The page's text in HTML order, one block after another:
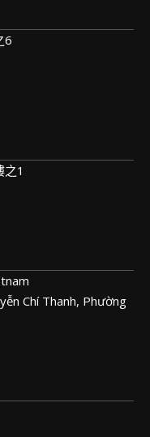
6
1
Chí Thanh, Phường